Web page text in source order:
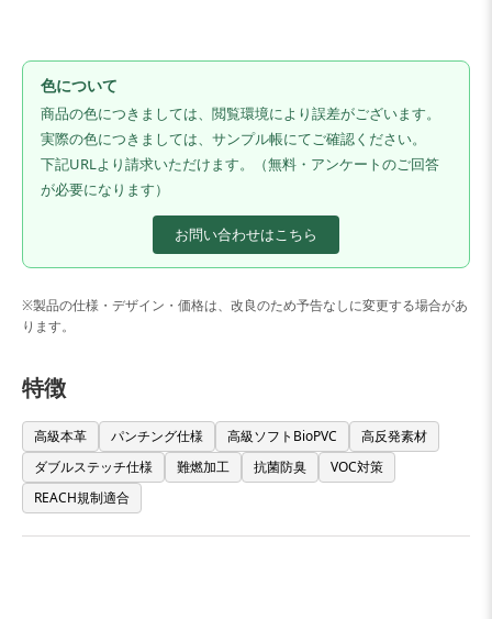
色について
商品の色につきましては、閲覧環境により誤差がございます。
実際の色につきましては、サンプル帳にてご確認ください。
下記URLより請求いただけます。（無料・アンケートのご回答
が必要になります）
お問い合わせはこちら
※製品の仕様・デザイン・価格は、改良のため予告なしに変更する場合があ
ります。
特徴
高級本革 パンチング仕様 高級ソフトBioPVC
高反発素材
ダブルステッチ仕様
難燃加工 抗菌防臭
VOC対策
REACH規制適合